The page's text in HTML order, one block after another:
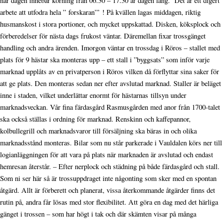
arbete att utfodra hela ” forskaran”’ ! På kvällen lagas middagen, riktig
husmanskost i stora portioner, och mycket uppskattad. Disken, köksplock och
förberedelser för nästa dags frukost väntar. Däremellan fixar trossgänget
handling och andra ärenden. Imorgon väntar en trossdag i Röros – stallet med
plats för 9 hästar ska monteras upp – ett stall i ”byggsats” som inför varje
marknad upplåts av en privatperson i Röros vilken då förflyttar sina saker för
att ge plats. Den monteras sedan ner efter avslutad marknad. Staller är beläget
inne i staden, vilket underlättar enormt för hästarnas tillsyn under
marknadsveckan. Vår fina färdasgård Rasmusgården med anor från 1700-talet
ska också ställas i ordning för marknad. Renskinn och kaffepannor,
kolbullegrill och marknadsvaror till försäljning ska bäras in och olika
marknadsstånd monteras. Bilar som nu står parkerade i Vauldalen körs ner till
logianläggningen för att vara på plats när marknaden är avslutad och endast
hemresan återstår. – Efter nerplock och städning på både färdasgård och stall.
Som ni ser här så är trossuppdraget inte någonting som sker med en spontan
åtgärd. Allt är förberett och planerat, vissa återkommande åtgärder finns det
rutin på, andra får lösas med stor flexibilitet. Att göra en dag med det härliga
gänget i trossen – som har högt i tak och där skämten visar på många